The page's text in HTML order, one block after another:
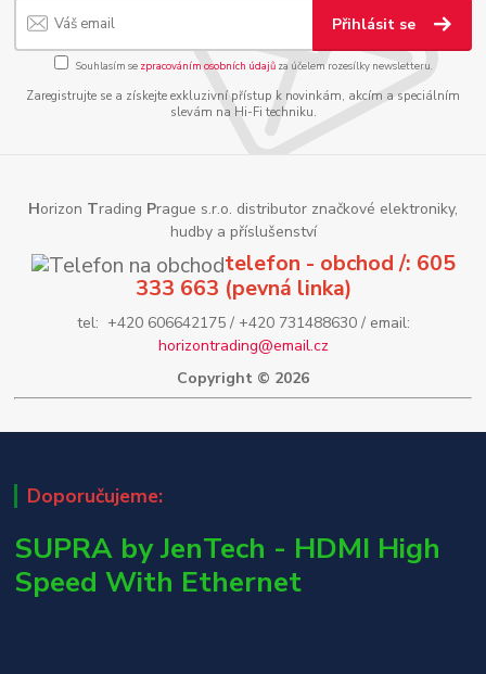
Přihlásit se
Souhlasím se zpracováním osobních údajůza účelem rozesílky newsletteru.
Zaregistrujte se a získejte exkluzivní přístup k novinkám, akcím a speciálním
slevám na Hi-Fi techniku.
Horizon Trading Prague s.r.o. distributor značkové elektroniky,
hudby a příslušenství
telefon - obchod /: 605
333 663 (pevná linka)
tel: +420 606642175 / +420 731488630 / email:
horizontrading@email.cz
Copyright © 2026
Doporučujeme:
SUPRA by JenTech - HDMI High
Speed With Ethernet